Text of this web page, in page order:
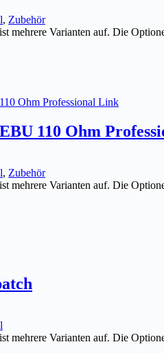
, Zubehör
mehrere Varianten auf. Die
110 Ohm
, Zubehör
mehrere Varianten auf. Die
mehrere Varianten auf. Die